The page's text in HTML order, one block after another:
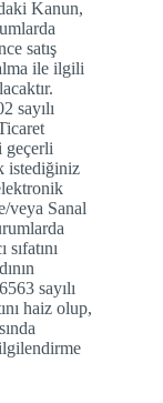
Kanun,
satış
ile ilgili
sayılı
geçerli
istediğiniz
veya Sanal
sayılı
haiz olup,